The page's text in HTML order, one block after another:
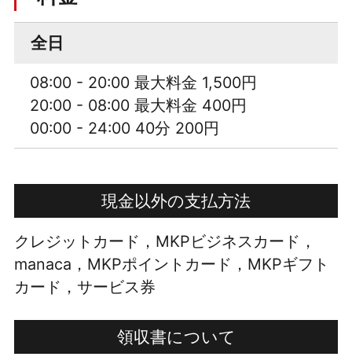
全日
08:00 - 20:00 最大料金 1,500円
20:00 - 08:00 最大料金 400円
00:00 - 24:00 40分 200円
現金以外の支払方法
クレジットカード，MKPビジネスカード，
manaca，MKPポイントカード，MKPギフト
カード，サービス券
領収書について